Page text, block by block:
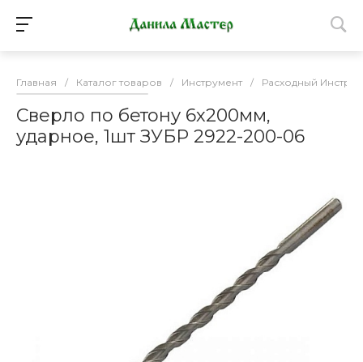
Главная / Каталог товаров / Инструмент / Расходный
Сверло по бетону 6х200мм,
ударное, 1шт ЗУБР 2922-200-06